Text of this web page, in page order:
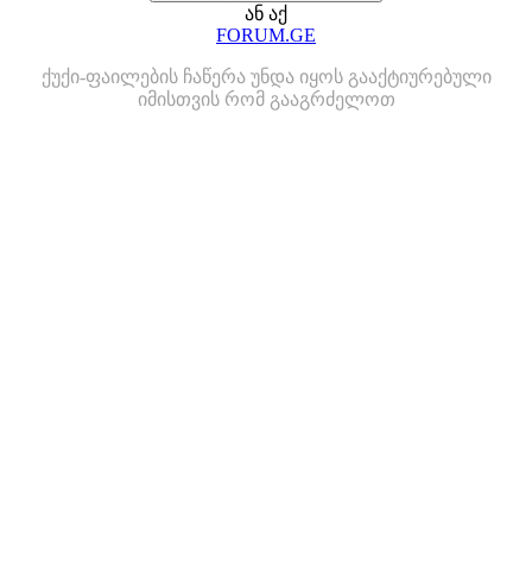
ან აქ
FORUM.GE
ქუქი-ფაილების ჩაწერა უნდა იყოს გააქტიურებული
იმისთვის რომ გააგრძელოთ